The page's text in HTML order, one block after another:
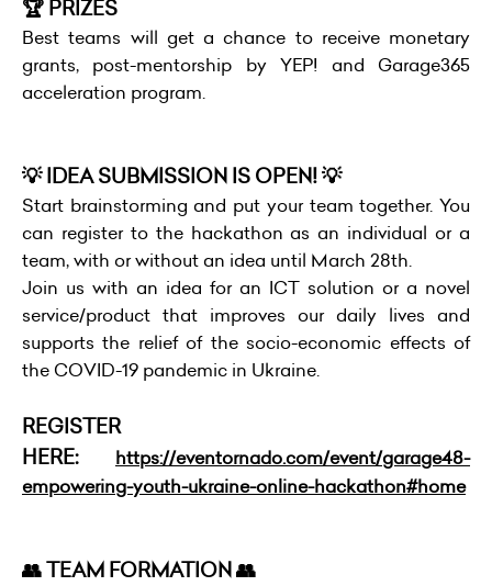
🏆 PRIZES
Best teams will get a chance to receive monetary
grants, post-mentorship by YEP! and Garage365
acceleration program.
💡 IDEA SUBMISSION IS OPEN! 💡
Start brainstorming and put your team together. You
can register to the hackathon as an individual or a
team, with or without an idea until March 28th.
Join us with an idea for an ICT solution or a novel
service/product that improves our daily lives and
supports the relief of the socio-economic effects of
the COVID-19 pandemic in Ukraine.
REGISTER
HERE:
https://eventornado.com/event/garage48-
empowering-youth-ukraine-online-hackathon#home
👥 TEAM FORMATION 👥